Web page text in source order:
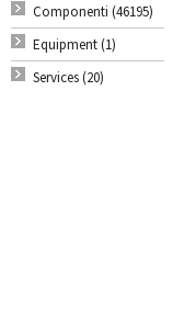
Componenti (46195)
Equipment (1)
Services (20)